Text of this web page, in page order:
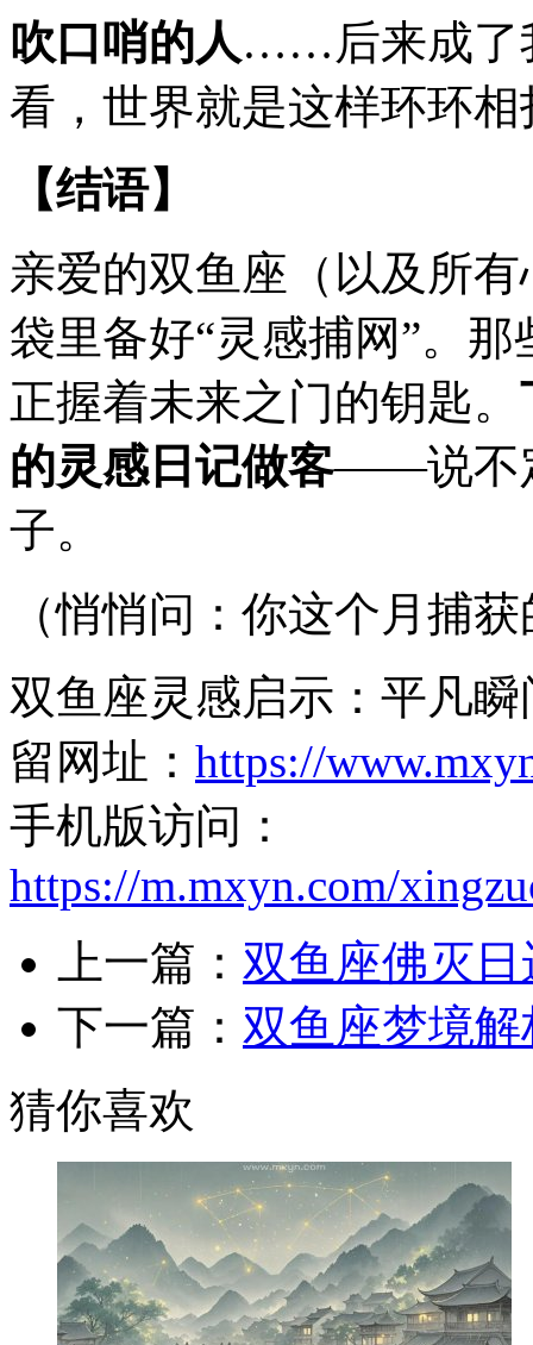
吹口哨的人……后来成了
看，世界就是这样环环相
【结语】
亲爱的双鱼座（以及所
袋里备好“灵感捕网”。
正握着未来之门的钥匙。
的灵感日记做客——说不
子。
（悄悄问：你这个月捕
双鱼座灵感启示：平凡
留网址： https://
手机版访问：
https://m.mxyn.com/
上一篇： 双鱼座佛灭
下一篇： 双鱼座梦境
猜你喜欢